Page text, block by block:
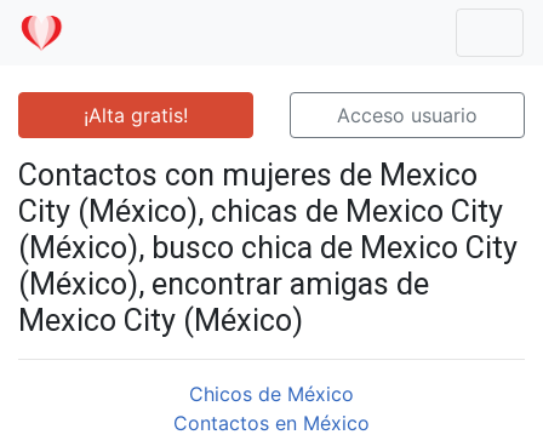
¡Alta gratis! Acceso usuario
Contactos con mujeres de Mexico
City (México), chicas de Mexico City
(México), busco chica de Mexico City
(México), encontrar amigas de
Mexico City (México)
Chicos de México
Contactos en México